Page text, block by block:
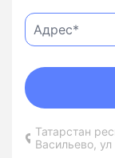
Татарстан
Васильево,